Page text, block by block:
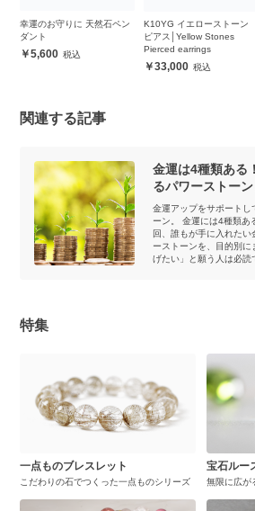
幸運のお守りに 天然石ペン
ダント
5,600
K10YG イエローストーン
ピアス│Yellow Stones
Pierced earrings
33,000
関連する記事
金運は4種類ある
るパワーストー
金運アップをサポートし
ーン。 金運には4種類あ
回、誰もが手に入れたい
ーストーンを、目的別に
げたい」と願う人は必読
特集
一点ものブレスレット
こだわりの石でつくった一点ものシリーズ
宝石ルー
無限に広が